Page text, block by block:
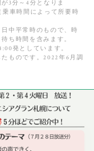
3分～4分となりま
車時間によって所要時
中平常時のもので、時
ち時間を含みます。
発としています。
ものです。2022年6月調